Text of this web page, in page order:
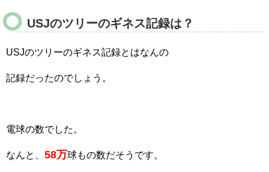
USJのツリーのギネス記録は？
USJのツリーのギネス記録とはなんの
記録だったのでしょう。
電球の数でした。
なんと、 58万球もの数だそうです。